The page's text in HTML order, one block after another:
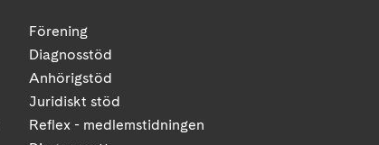
Förening
Diagnosstöd
Anhörigstöd
Juridiskt stöd
Reflex - medlemstidningen